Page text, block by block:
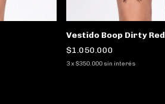
Vestido Boop Dirty Red
$1.050.000
3 x $350.000 sin interés